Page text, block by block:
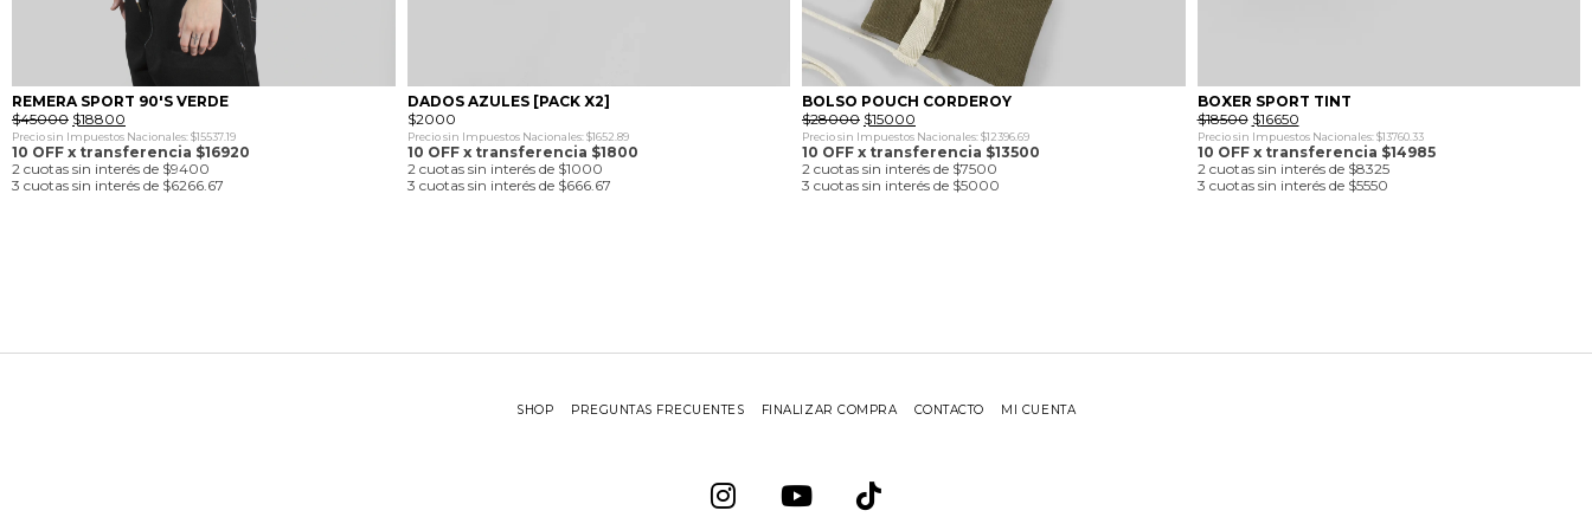
REMERA SPORT 90'S VERDE
$45000 El
precio
original
era:
$45000.
$18800
precio
actual
es:
$18800.
Precio sin Impuestos Nacionales: $15537.19
10 OFF x transferencia $16920
2 cuotas sin interés de $9400
3 cuotas sin interés de $6266.67
DADOS AZULES [PACK X2]
$2000
Precio sin Impuestos Nacionales: $1652.89
10 OFF x transferencia $1800
2 cuotas sin interés de $1000
3 cuotas sin interés de $666.67
BOLSO POUCH CORDEROY
$28000 El
precio
original
era:
$28000.
$15000
precio
actual
es:
$15000.
Precio sin Impuestos Nacionales: $12396.69
10 OFF x transferencia $13500
2 cuotas sin interés de $7500
3 cuotas sin interés de $5000
BOXER SPORT TINT
$18500 El
precio
original
era:
$18500.
$16650El
precio
actual
es:
$16650.
Precio sin Impuestos Nacionales: $13760.33
10 OFF x transferencia $14985
2 cuotas sin interés de $8325
3 cuotas sin interés de $5550
SHOP PREGUNTAS FRECUENTES FINALIZAR COMPRA CONTACTO MI CUENTA